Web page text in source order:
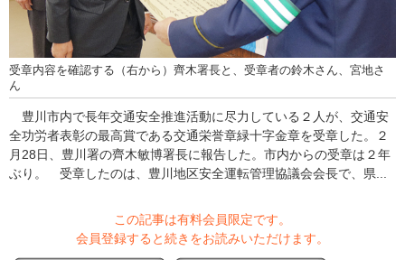
受章内容を確認する（右から）齊木署長と、受章者の鈴木さん、宮地さ
ん
豊川市内で長年交通安全推進活動に尽力している２人が、交通安
全功労者表彰の最高賞である交通栄誉章緑十字金章を受章した。２
月28日、豊川署の齊木敏博署長に報告した。市内からの受章は２年
ぶり。 受章したのは、豊川地区安全運転管理協議会会長で、県...
この記事は有料会員限定です。
会員登録すると続きをお読みいただけます。